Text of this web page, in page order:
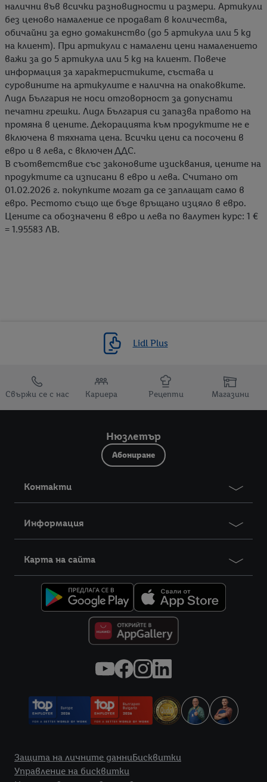
налични във всички разновидности и размери. Артикули
без ценово намаление се продават в количества,
обичайни за едно домакинство (до 5 артикула или 5 kg
на клиент). При артикули с намалени цени намалението
важи за до 5 артикула или 5 kg на клиент. Повече
информация за характеристиките, състава и
суровините на артикулите е налична на опаковките.
Лидл България не носи отговорност за допуснати
печатни грешки. Лидл България си запазва правото на
промяна в цените. Декорацията към продуктите не е
включена в тяхната цена. Всички цени са посочени в
евро и в лева, с включен ДДС.
В съответствие със законовите изисквания, цените на
продуктите са изписани в евро и лева. Считано от
01.02.2026 г. покупките могат да се заплащат само в
евро. Рестото също ще бъде връщано изцяло в евро.
Цените са обозначени в евро и лева по валутен курс: 1 €
= 1.95583 ЛВ.
Lidl Plus
Препратки към
Свържи се с нас Кариера Рецепти Магазини
Нюзлетър
Абониране
Контакти
Информация
Карта на сайта
Защита на личните данниБисквитки
Управление на бисквитки